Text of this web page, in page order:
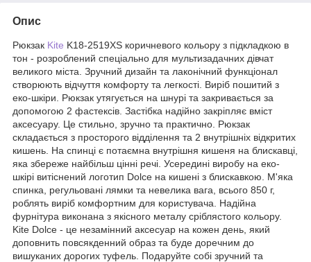
Опис
Рюкзак Kite K18-2519XS коричневого кольору з підкладкою в
тон - розроблений спеціально для мультизадачних дівчат
великого міста. Зручний дизайн та лаконічний функціонал
створюють відчуття комфорту та легкості. Виріб пошитий з
еко-шкіри. Рюкзак утягується на шнурі та закривається за
допомогою 2 фастексів. Застібка надійно закріпляє вміст
аксесуару. Це стильно, зручно та практично. Рюкзак
складається з просторого відділення та 2 внутрішніх відкритих
кишень. На спинці є потаємна внутрішня кишеня на блискавці,
яка збереже найбільш цінні речі. Усередині виробу на еко-
шкірі витіснений логотип Dolce на кишені з блискавкою. М'яка
спинка, регульовані лямки та невелика вага, всього 850 г,
роблять виріб комфортним для користувача. Надійна
фурнітура виконана з якісного металу сріблястого кольору.
Kite Dolce - це незамінний аксесуар на кожен день, який
доповнить повсякденний образ та буде доречним до
вишуканих дорогих туфель. Подаруйте собі зручний та